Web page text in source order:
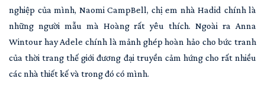
nghiệp của mình, Naomi CampBell, chị em nhà Hadid chính là
những người mẫu mà Hoàng rất yêu thích. Ngoài ra Anna
Wintour hay Adele chính là mảnh ghép hoàn hảo cho bức tranh
của thời trang thế giới đương đại truyền cảm hứng cho rất nhiều
các nhà thiết kế và trong đó có mình.